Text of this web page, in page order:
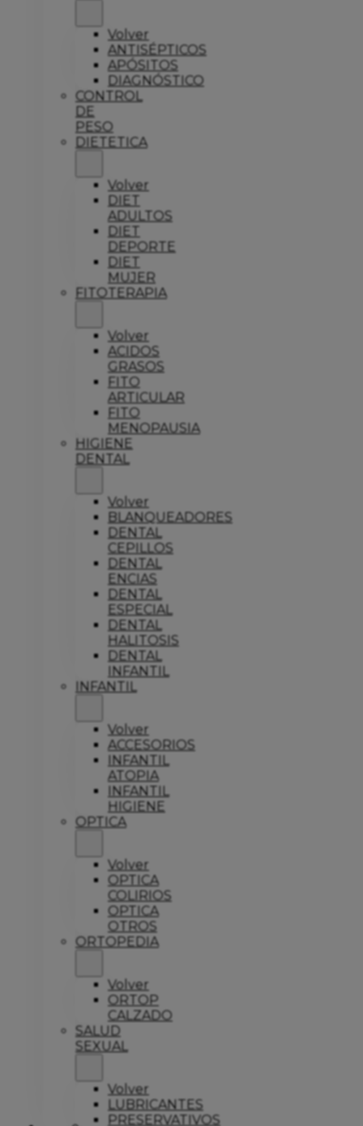
Volver
ANTISÉPTICOS
APÓSITOS
DIAGNÓSTICO
CONTROL
DE
PESO
DIETETICA
Volver
DIET
ADULTOS
DIET
DEPORTE
DIET
MUJER
FITOTERAPIA
Volver
ACIDOS
GRASOS
FITO
ARTICULAR
FITO
MENOPAUSIA
HIGIENE
DENTAL
Volver
BLANQUEADORES
DENTAL
CEPILLOS
DENTAL
ENCIAS
DENTAL
ESPECIAL
DENTAL
HALITOSIS
DENTAL
INFANTIL
INFANTIL
Volver
ACCESORIOS
INFANTIL
ATOPIA
INFANTIL
HIGIENE
OPTICA
Volver
OPTICA
COLIRIOS
OPTICA
OTROS
ORTOPEDIA
Volver
ORTOP
CALZADO
SALUD
SEXUAL
Volver
LUBRICANTES
PRESERVATIVOS